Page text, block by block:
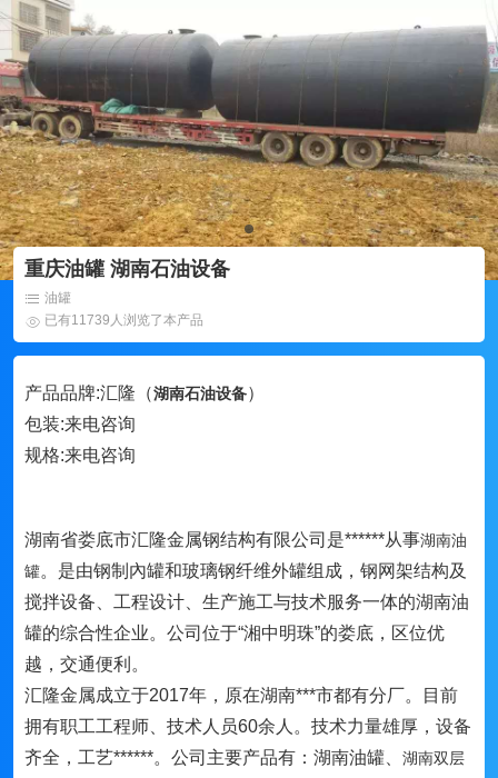
重庆油罐 湖南石油设备
油罐
已有11739人浏览了本产品
产品品牌:汇隆（湖南石油设备）
包装:来电咨询
规格:来电咨询
湖南省娄底市汇隆金属钢结构有限公司是******从事湖南油
罐。是由钢制內罐和玻璃钢纤维外罐组成，钢网架结构及
搅拌设备、工程设计、生产施工与技术服务一体的湖南油
罐的综合性企业。公司位于“湘中明珠”的娄底，区位优
越，交通便利。
汇隆金属成立于2017年，原在湖南***市都有分厂。目前
拥有职工工程师、技术人员60余人。技术力量雄厚，设备
齐全，工艺******。公司主要产品有：湖南油罐、 湖南双层